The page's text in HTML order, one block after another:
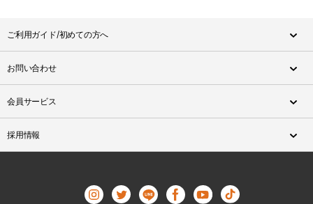
ご利用ガイド/初めての方へ
お問い合わせ
会員サービス
採用情報